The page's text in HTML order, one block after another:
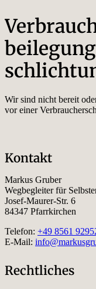
Wir sind nicht bereit
vor einer
Kontakt
Markus Gruber
Wegbegleiter für
Josef-Maurer-Str. 6
84347 Pfarrkirchen
Telefon: +49 8561
E-Mail:
Rechtliches